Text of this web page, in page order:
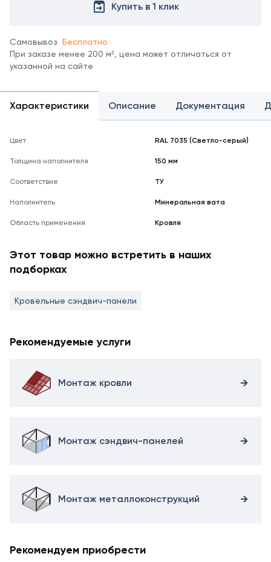
цветов
отображение
цвета
на
может
не
оттенку.
Купить в 1 клик
Самовывоз Бесплатно
При заказе менее 200 м², цена может отличаться от
указанной на сайте
Характеристики Описание Документация
Цвет RAL 7035 (Светло-серый)
Толщина наполнителя 150 мм
Соответствие ТУ
Наполнитель Минеральная вата
Область применения Кровля
Этот товар можно встретить в наших
подборках
Кровельные сэндвич-панели
Рекомендуемые услуги
Монтаж кровли
Монтаж сэндвич-панелей
Монтаж металлоконструкций
Рекомендуем приобрести